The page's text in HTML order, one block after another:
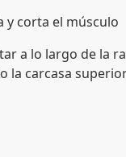
y corta el músculo
a lo largo de la
la carcasa